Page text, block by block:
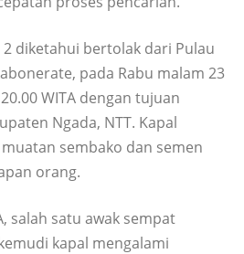
2 diketahui bertolak dari Pulau
pada Rabu malam 23
WITA dengan tujuan
Ngada, NTT. Kapal
sembako dan semen
orang.
salah satu awak sempat
kapal mengalami